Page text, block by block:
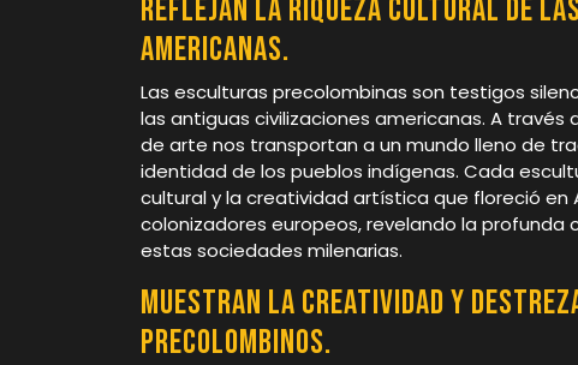
Reflejan la riqueza cultural de
americanas.
Las esculturas precolombinas son testigos
las antiguas civilizaciones americanas. A
de arte nos transportan a un mundo lleno de
identidad de los pueblos indígenas. Cada
cultural y la creatividad artística que floreció
colonizadores europeos, revelando la
estas sociedades milenarias.
Muestran la creatividad y
precolombinos.